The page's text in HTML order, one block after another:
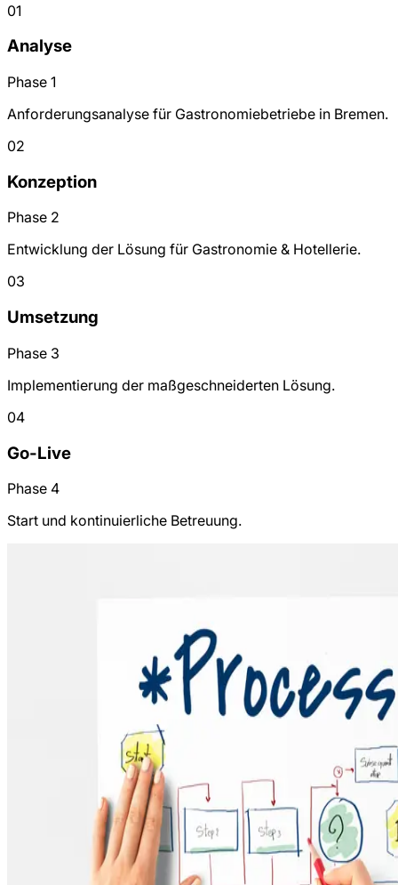
01
Analyse
Phase 1
Anforderungsanalyse für Gastronomiebetriebe in Bremen.
02
Konzeption
Phase 2
Entwicklung der Lösung für Gastronomie & Hotellerie.
03
Umsetzung
Phase 3
Implementierung der maßgeschneiderten Lösung.
04
Go-Live
Phase 4
Start und kontinuierliche Betreuung.